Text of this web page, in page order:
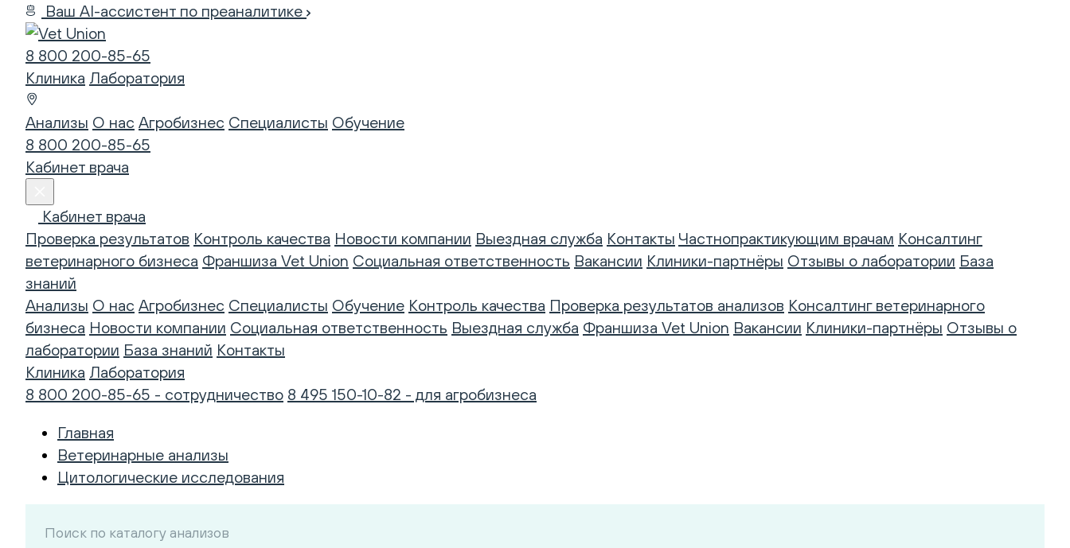
Ваш AI-ассистент по преаналитике
8 800 200-85-65
Клиника Лаборатория
Анализы О нас Агробизнес Специалисты Обучение
8 800 200-85-65
Кабинет врача
Кабинет врача
Проверка результатов Контроль качества Новости компании Выездная служба Контакты Частнопрактикующим врачам Консалтинг
ветеринарного бизнеса Франшиза Vet Union Социальная ответственность Вакансии Клиники-партнёры Отзывы о лаборатории База
знаний
Анализы О нас Агробизнес Специалисты Обучение Контроль качества Проверка результатов анализов Консалтинг ветеринарного
бизнеса Новости компании Социальная ответственность Выездная служба Франшиза Vet Union Вакансии Клиники-партнёры Отзывы о
лаборатории База знаний Контакты
Клиника Лаборатория
8 800 200-85-65 - сотрудничество 8 495 150-10-82 - для агробизнеса
Главная
Ветеринарные анализы
Цитологические исследования